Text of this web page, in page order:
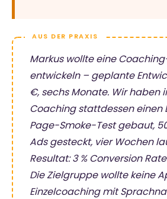
Markus wollte eine
entwickeln – geplante
€, sechs Monate. Wir haben
Coaching stattdessen einen
Page-Smoke-Test gebaut,
Ads gesteckt, vier Wochen
Resultat: 3 % Conversion
Die Zielgruppe wollte keine
Einzelcoaching mit